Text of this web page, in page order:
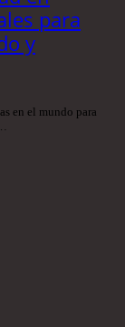
para
y
en el mundo para